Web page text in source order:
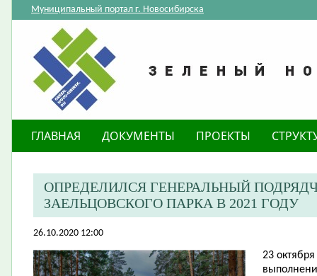
Муниципальный портал г. Новосибирска
ГЛАВНАЯ ДОКУМЕНТЫ ПРОЕКТЫ
ОПРЕДЕЛИЛСЯ ГЕНЕРАЛЬНЫЙ
ЗАЕЛЬЦОВСКОГО ПАРКА В 2021 ГОДУ
26.10.2020 12:00
23